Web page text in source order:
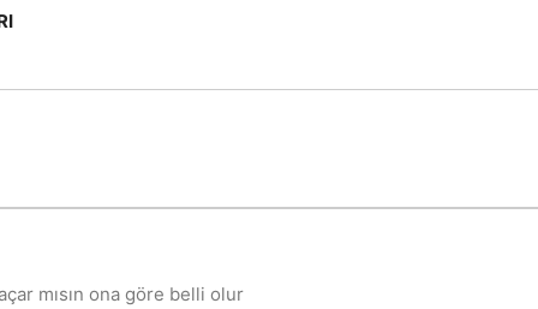
mısın ona göre belli olur